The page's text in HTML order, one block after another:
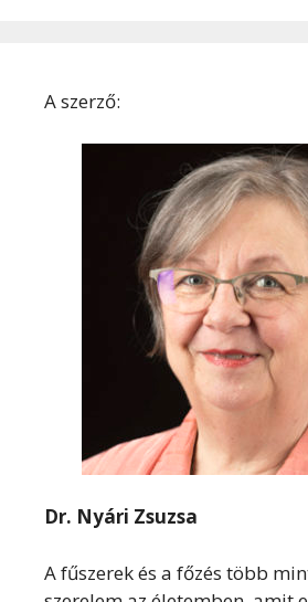
A szerző:
Dr. Nyári Zsuzsa
A fűszerek és a főzés több